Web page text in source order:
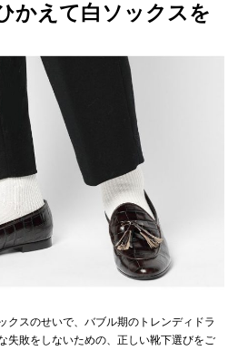
かえて白ソックスを
クスのせいで、バブル期のトレンディドラ
失敗をしないための、正しい靴下選びをご